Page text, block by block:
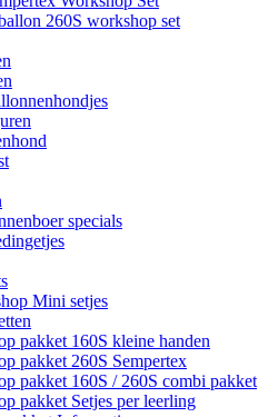
260S workshop set
specials
Mini setjes
pakket 160S kleine handen
pakket 260S Sempertex
pakket 160S / 260S combi pakket
pakket Setjes per leerling